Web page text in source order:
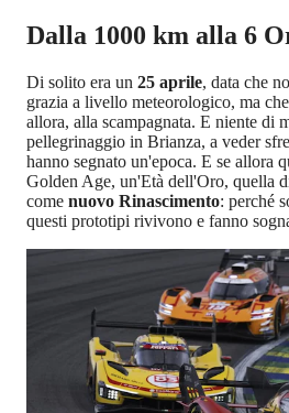
Dalla 1000 km alla 6
Di solito era un 25 aprile, data che
grazia a livello meteorologico, ma
allora, alla scampagnata. E niente di
pellegrinaggio in Brianza, a veder
hanno segnato un'epoca. E se allora
Golden Age, un'Età dell'Oro, quella
come nuovo Rinascimento: perché
questi prototipi rivivono e fanno